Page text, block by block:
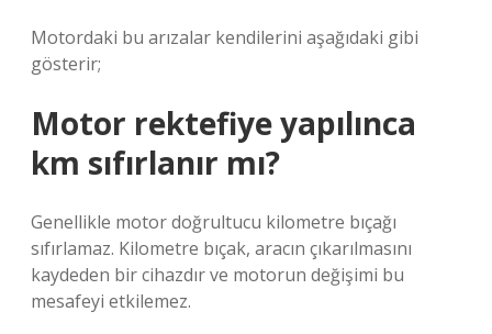
Motordaki bu arızalar kendilerini aşağıdaki gibi
gösterir;
Motor rektefiye yapılınca
km sıfırlanır mı?
Genellikle motor doğrultucu kilometre bıçağı
sıfırlamaz. Kilometre bıçak, aracın çıkarılmasını
kaydeden bir cihazdır ve motorun değişimi bu
mesafeyi etkilemez.